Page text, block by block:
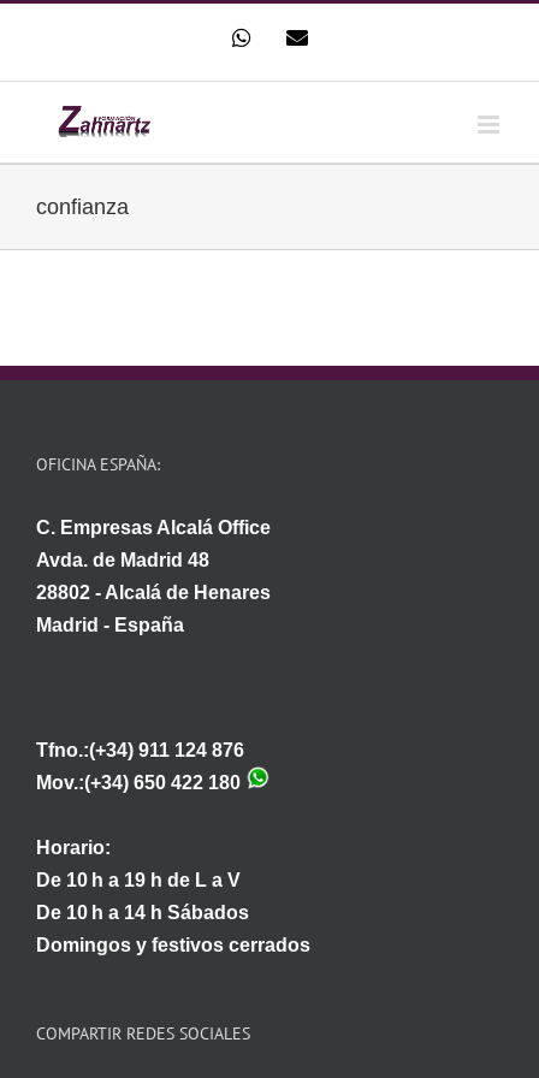
contenido
WhatsAppCorreo
confianza
OFICINA ESPAÑA:
C. Empresas Alcalá Office
Avda. de Madrid 48
28802 - Alcalá de Henares
Madrid - España
Tfno.:(+34) 911 124 876
Mov.:(+34) 650 422 180
Horario:
De 10 h a 19 h de L a V
De 10 h a 14 h Sábados
Domingos y festivos cerrados
COMPARTIR REDES SOCIALES